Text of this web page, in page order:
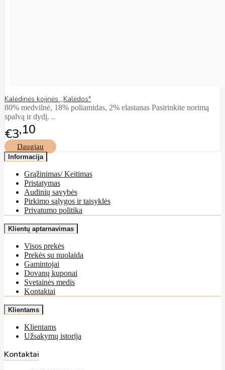
Kalėdinės kojinės ,,Kalėdos"
80% medvilnė, 18% poliamidas, 2% elastanas Pasirinkite norimą
spalvą ir dydį. ..
€3 10
Daugiau
Informacija
Grąžinimas/ Keitimas
Pristatymas
Audinių savybės
Pirkimo sąlygos ir taisyklės
Privatumo politika
Klientų aptarnavimas
Visos prekės
Prekės su nuolaida
Gamintojai
Dovanų kuponai
Svetainės medis
Kontaktai
Klientams
Klientams
Užsakymų istorija
Kontaktai